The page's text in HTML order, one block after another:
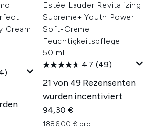
Cream
Estée Lauder Revitalizing
Supreme+ Youth Power
Soft-Creme
Feuchtigkeitspflege
50 ml
4.7 (49)
21 von 49 Rezensenten
wurden incentiviert
94,30 €
1886,00 € pro L